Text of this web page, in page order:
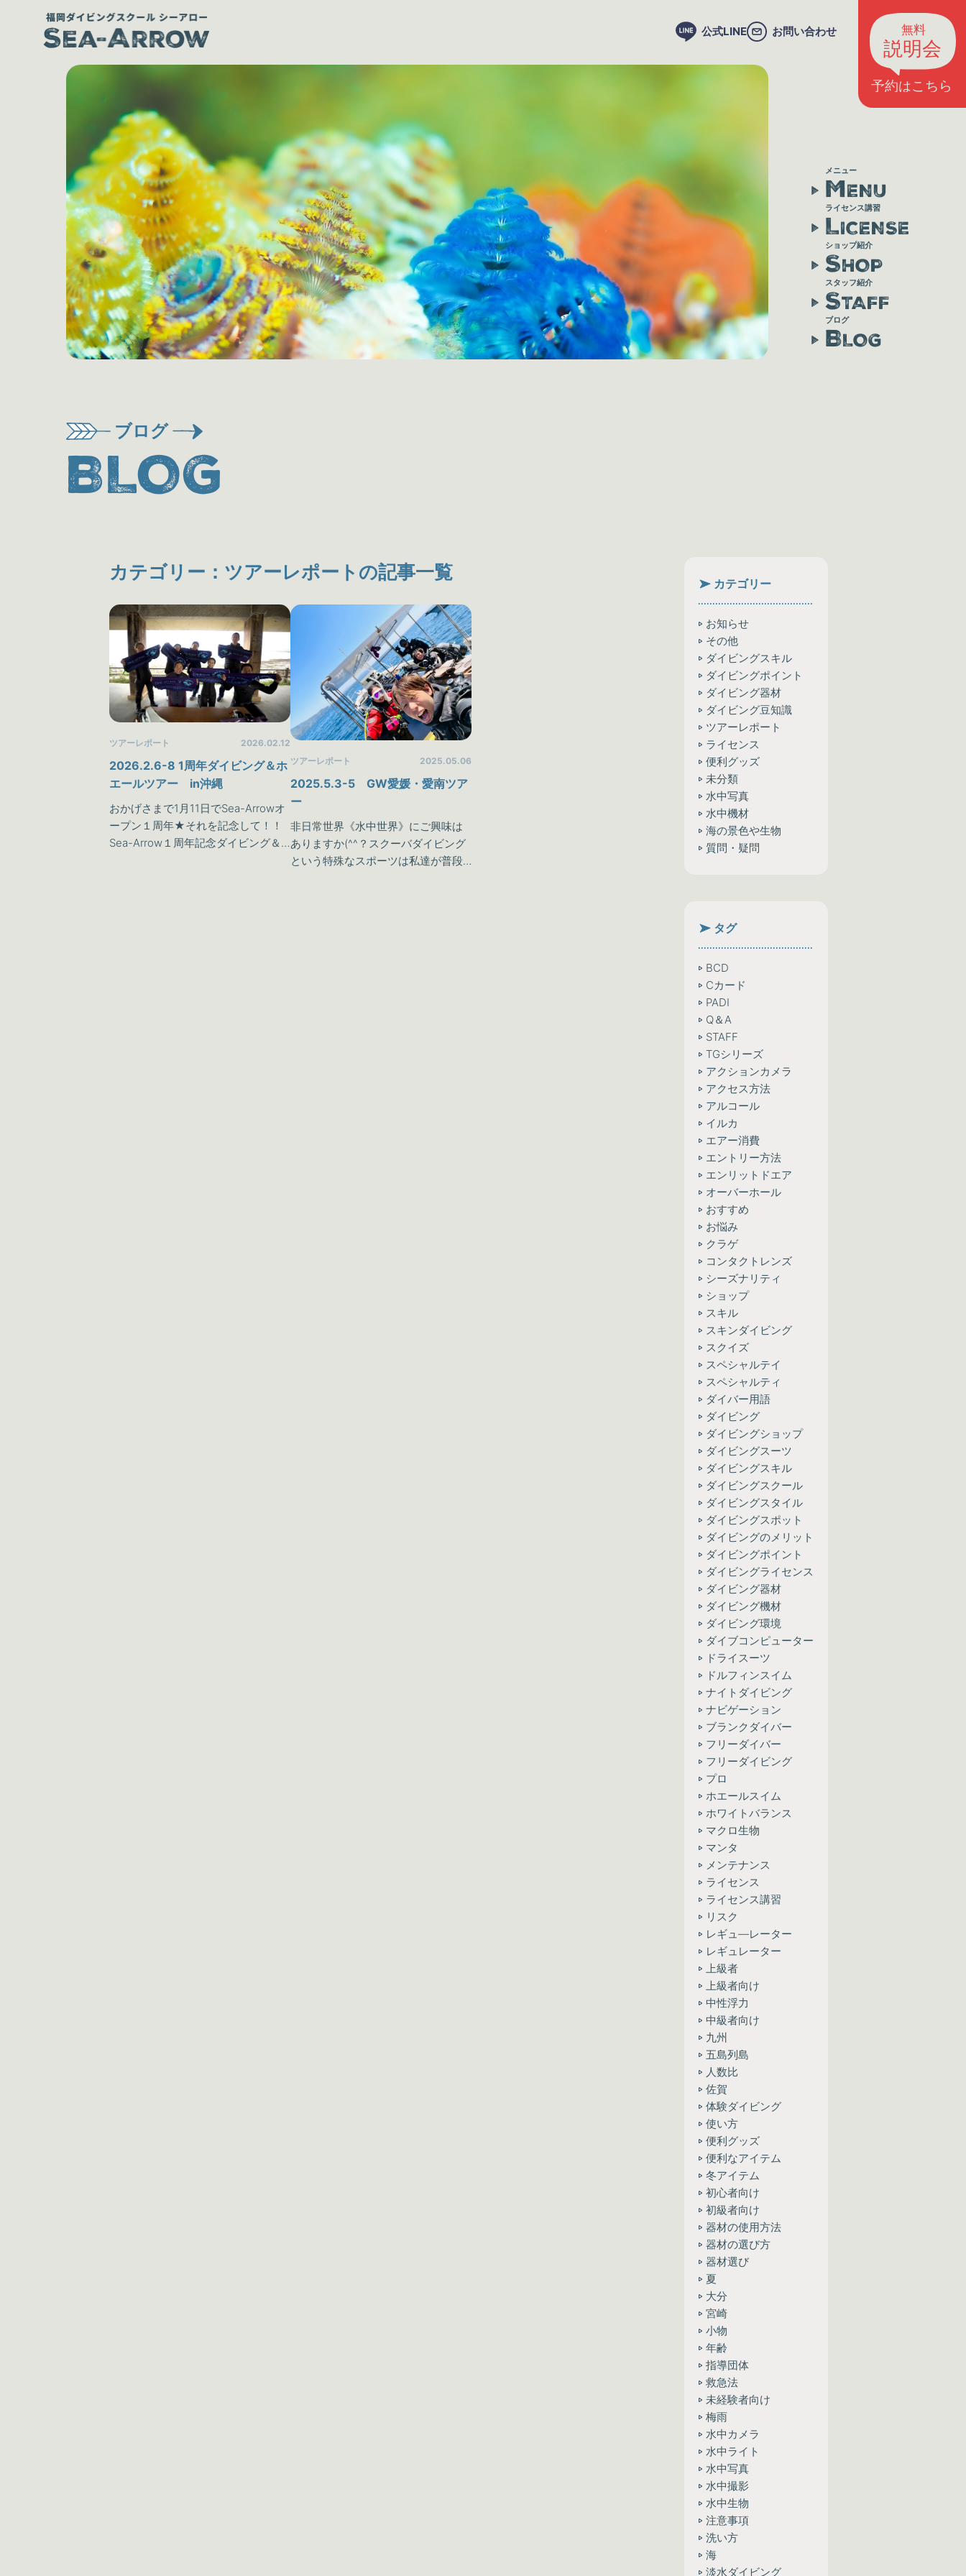
公式LINE お問い合わせ
メニュー
MENU
ライセンス講習
LICENSE
ショップ紹介
SHOP
スタッフ紹介
STAFF
ブログ
BLOG
ブログ
BLOG
カテゴリー：ツアーレポートの記事一覧
ツアーレポート 2026.02.12
2026.2.6-8 1周年ダイビング＆ホ
エールツアー in沖縄
おかげさまで1月11日でSea-Arrowオ
ープン１周年★それを記念して！！
Sea-Arrow１周年記念ダイビング＆
ツアーレポート 2025.05.06
2025.5.3-5 GW愛媛・愛南ツア
ー
非日常世界《水中世界》にご興味は
ありますか(^^？スクーバダイビング
という特殊なスポーツは私達が普段
カテゴリー
お知らせ
その他
ダイビングスキル
ダイビングポイント
ダイビング器材
ダイビング豆知識
ツアーレポート
ライセンス
便利グッズ
未分類
水中写真
水中機材
海の景色や生物
質問・疑問
タグ
BCD
Cカード
PADI
Q＆A
STAFF
TGシリーズ
アクションカメラ
アクセス方法
アルコール
イルカ
エアー消費
エントリー方法
エンリットドエア
オーバーホール
おすすめ
お悩み
クラゲ
コンタクトレンズ
シーズナリティ
ショップ
スキル
スキンダイビング
スクイズ
スペシャルテイ
スペシャルティ
ダイバー用語
ダイビング
ダイビングショップ
ダイビングスーツ
ダイビングスキル
ダイビングスクール
ダイビングスタイル
ダイビングスポット
ダイビングのメリット
ダイビングポイント
ダイビングライセンス
ダイビング器材
ダイビング機材
ダイビング環境
ダイブコンピューター
ドライスーツ
ドルフィンスイム
ナイトダイビング
ナビゲーション
ブランクダイバー
フリーダイバー
フリーダイビング
プロ
ホエールスイム
ホワイトバランス
マクロ生物
マンタ
メンテナンス
ライセンス
ライセンス講習
リスク
レギュ―レーター
レギュレーター
上級者
上級者向け
中性浮力
中級者向け
九州
五島列島
人数比
佐賀
体験ダイビング
使い方
便利グッズ
便利なアイテム
冬アイテム
初心者向け
初級者向け
器材の使用方法
器材の選び方
器材選び
夏
大分
宮崎
小物
年齢
指導団体
救急法
未経験者向け
梅雨
水中カメラ
水中ライト
水中写真
水中撮影
水中生物
注意事項
洗い方
海
淡水ダイビング